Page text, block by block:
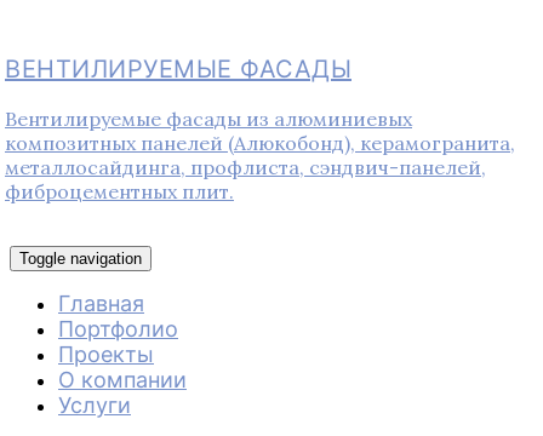
ВЕНТИЛИРУЕМЫЕ ФАСАДЫ
Вентилируемые фасады из алюминиевых
композитных панелей (Алюкобонд), керамогранита,
металлосайдинга, профлиста, сэндвич-панелей,
фиброцементных плит.
Toggle navigation
Главная
Портфолио
Проекты
О компании
Услуги